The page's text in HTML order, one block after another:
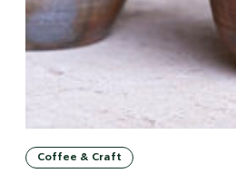
Coffee & Craft